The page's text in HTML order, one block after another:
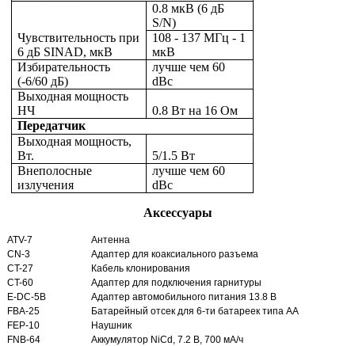
Чувствительность при
6 дБ SINAD, мкВ
0.8 мкВ (6 дБ
S/N)
108 - 137 МГц - 1
мкВ
Избирательность
(-6/60 дБ)
лучше чем 60
dBc
Выходная мощность
НЧ
0.8 Вт на 16 Ом
Передатчик
Выходная мощность,
Вт.
5/1.5 Вт
Внеполосные
излучения
лучше чем 60
dBc
Аксессуары
ATV-7
Антенна
CN-3
Адаптер для коаксиального разъема
CT-27
Кабель клонирования
CT-60
Адаптер для подключения гарнитуры
E-DC-5B
Адаптер автомобильного питания 13.8 В
FBA-25
Батарейный отсек для 6-ти батареек типа АА
FEP-10
Наушник
FNB-64
Аккумулятор NiCd, 7.2 В, 700 мА/ч